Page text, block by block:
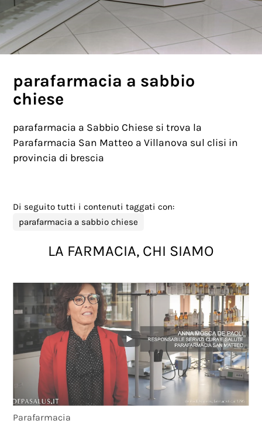
parafarmacia a sabbio
chiese
parafarmacia a Sabbio Chiese si trova la
Parafarmacia San Matteo a Villanova sul clisi in
provincia di brescia
Di seguito tutti i contenuti taggati con:
parafarmacia a sabbio chiese
LA FARMACIA, CHI SIAMO
Parafarmacia